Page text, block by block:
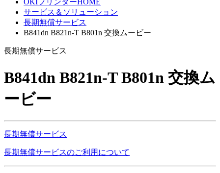
OKIプリンターHOME
サービス＆ソリューション
長期無償サービス
B841dn B821n-T B801n 交換ムービー
長期無償サービス
B841dn B821n-T B801n 交換ム
ービー
長期無償サービス
長期無償サービスのご利用について